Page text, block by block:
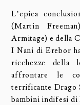
L’epica
(Martin
Armitage) e della
I Nani di Erebor
ricchezze della
affrontare le
terrificante Drago
bambini indifesi di